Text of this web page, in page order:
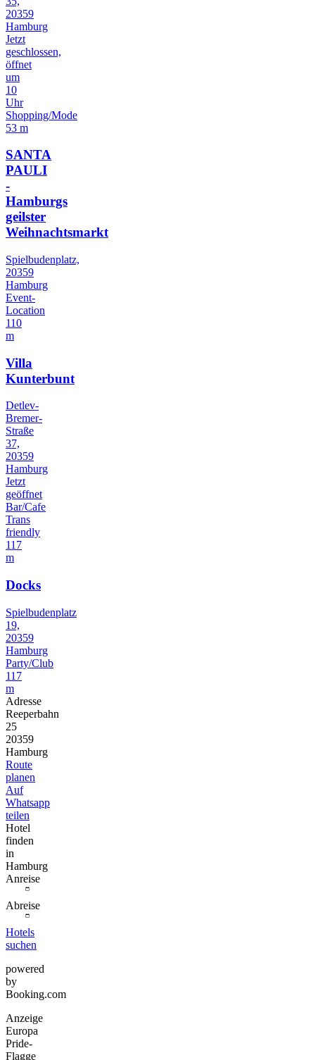
20359
Hamburg
Jetzt
geschlossen,
öffnet
um
10
Uhr
Shopping/Mode
53 m
SANTA
PAULI
-
Hamburgs
geilster
Weihnachtsmarkt
Spielbudenplatz,
20359
Hamburg
Event-
Location
110
m
Villa
Kunterbunt
Detlev-
Bremer-
Straße
37,
20359
Hamburg
Jetzt
geöffnet
Bar/Cafe
Trans
friendly
117
m
Docks
Spielbudenplatz
19,
20359
Hamburg
Party/Club
117
m
Adresse
Reeperbahn
25
20359
Hamburg
Route
planen
Auf
Whatsapp
teilen
Hotel
finden
in
Hamburg
Anreise
Abreise
Hotels
suchen
powered
by
Booking.com
Anzeige
Europa
Pride-
Flagge